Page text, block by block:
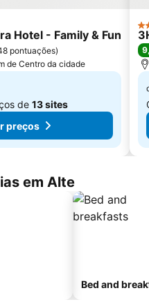
Hotel - Family & Fun
pontuações)
de Centro da cidade
de 13 sites
preços
4
em Alte
Bed and